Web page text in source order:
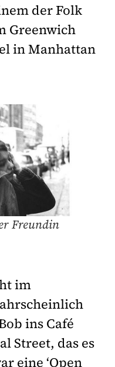
der Folk
Greenwich
in Manhattan
Freundin
im
ins Café
Street, das es
eine ‘Open